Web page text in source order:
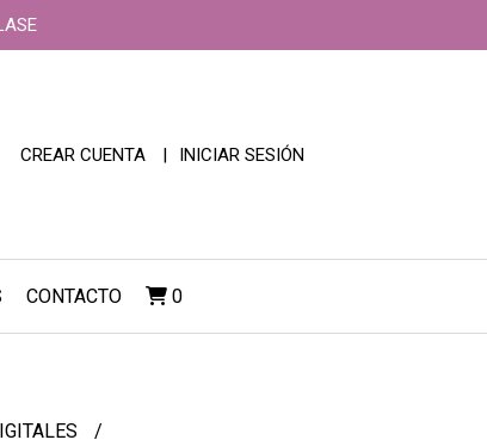
CREAR CUENTA INICIAR SESIÓN
CONTACTO 0